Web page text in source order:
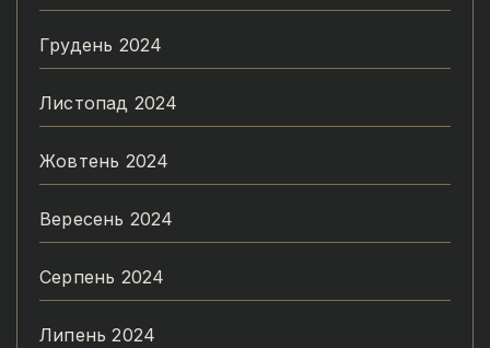
Грудень 2024
Листопад 2024
Жовтень 2024
Вересень 2024
Серпень 2024
Липень 2024